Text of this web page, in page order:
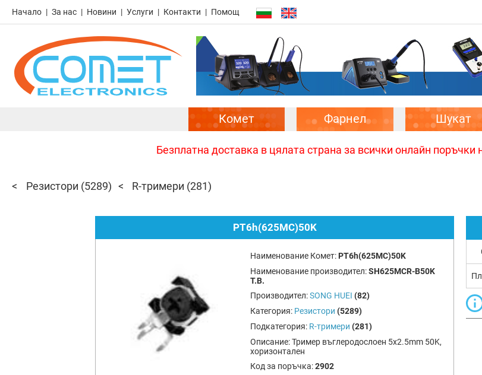
Начало За нас Новини Услуги Контакти Помощ
Комет Фарнел Шукат
Безплатна доставка в цялата страна за всички онлайн
Резистори (5289) R-тримери (281)
PT6h(625MC)50K
Наименование Комет: PT6h(625MC)50K
Наименование производител:SH625MCR-B50K
T.B.
Производител:SONG HUEI (82)
Категория: Резистори (5289)
Подкатегория: R-тримери (281)
Описание:Тример въглеродослоен 5x2.5mm 50K,
хоризонтален
Код за поръчка:2902